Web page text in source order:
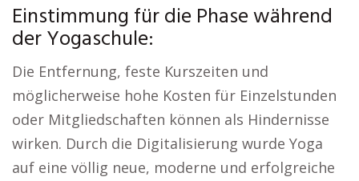
Einstimmung für die Phase während
der Yogaschule:
Die Entfernung, feste Kurszeiten und
möglicherweise hohe Kosten für Einzelstunden
oder Mitgliedschaften können als Hindernisse
wirken. Durch die Digitalisierung wurde Yoga
auf eine völlig neue, moderne und erfolgreiche